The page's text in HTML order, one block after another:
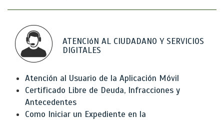
ATENCIóN AL CIUDADANO Y SERVICIOS
DIGITALES
Atención al Usuario de la Aplicación Móvil
Certificado Libre de Deuda, Infracciones y
Antecedentes
Como Iniciar un Expediente en la